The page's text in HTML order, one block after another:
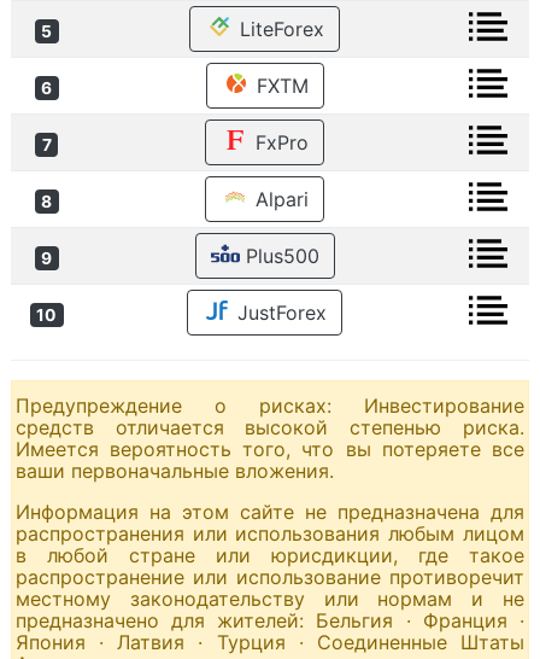
5 LiteForex
6 FXTM
7 FxPro
8 Alpari
9 Plus500
10 JustForex
Предупреждение о рисках: Инвестирование
средств отличается высокой степенью риска.
Имеется вероятность того, что вы потеряете все
ваши первоначальные вложения.
Информация на этом сайте не предназначена для
распространения или использования любым лицом
в любой стране или юрисдикции, где такое
распространение или использование противоречит
местному законодательству или нормам и не
предназначено для жителей: Бельгия · Франция ·
Япония · Латвия · Турция · Соединенные Штаты